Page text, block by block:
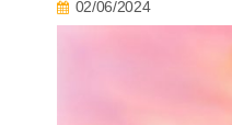
02/06/2024